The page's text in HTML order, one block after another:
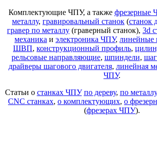
Комплектующие ЧПУ, а также фрезерные
металлу, гравировальный станок (станок
гравер по металлу (граверный станок), 3d
механика и электроника ЧПУ, линейные
ШВП, конструкционный профиль,
рельсовые направляющие, шпиндели,
драйверы шагового двигателя, линейная
ЧПУ.
Статьи о станках ЧПУ по дереву, по металлу
CNC станках, о комплектующих, о
(фрезерах ЧПУ).